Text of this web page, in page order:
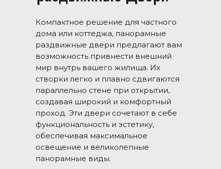
Компактное решение для частного
дома или коттеджа, панорамные
раздвижные двери предлагают вам
возможность привнести внешний
мир внутрь вашего жилища. Их
створки легко и плавно сдвигаются
параллельно стене при открытии,
создавая широкий и комфортный
проход. Эти двери сочетают в себе
функциональность и эстетику,
обеспечивая максимальное
освещение и великолепные
панорамные виды.